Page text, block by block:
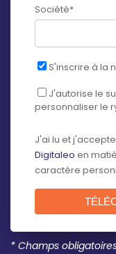
Société*
S'inscrire à la
J'autorise le
personnaliser le
J'ai lu et
Digitaleo en
caractère
* Champs